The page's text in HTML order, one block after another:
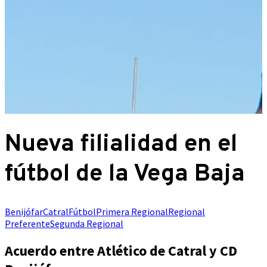
Nueva filialidad en el
fútbol de la Vega Baja
BenijófarCatralFútbolPrimera RegionalRegional
PreferenteSegunda Regional
Acuerdo entre Atlético de Catral y CD